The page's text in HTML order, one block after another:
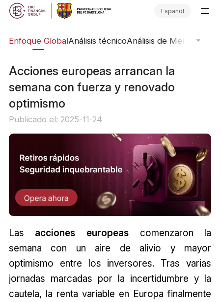
Español
Enfoque GlobalAnálisis técnicoAnálisis de Mercado
Acciones europeas arrancan la
semana con fuerza y renovado
optimismo
Publicado el: 2025-11-24
Las acciones europeas comenzaron la
semana con un aire de alivio y mayor
optimismo entre los inversores. Tras varias
jornadas marcadas por la incertidumbre y la
cautela, la renta variable en Europa finalmente